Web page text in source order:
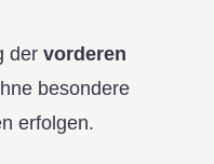
dervorderen
besondere
erfolgen.